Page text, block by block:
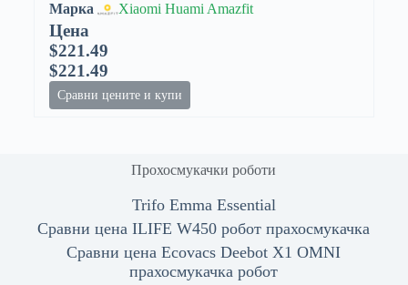
Марка
Xiaomi Huami Amazfit
Цена
$221.49
$221.49
Сравни цените и купи
Прохосмукачки роботи
Trifo Emma Essential
Сравни цена ILIFE W450 робот прахосмукачка
Сравни цена Ecovacs Deebot X1 OMNI
прахосмукачка робот